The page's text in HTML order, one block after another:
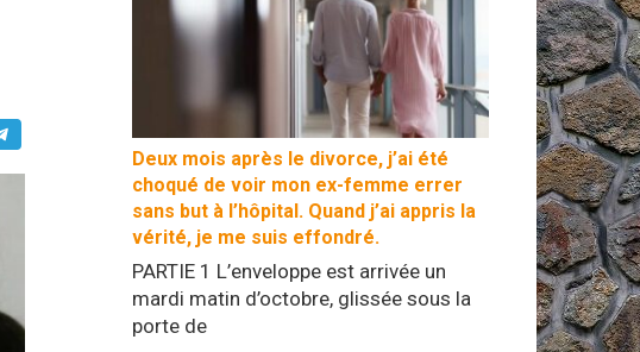
Deux mois après le divorce, j’ai été
choqué de voir mon ex-femme errer
sans but à l’hôpital. Quand j’ai appris la
vérité, je me suis effondré.
PARTIE 1 L’enveloppe est arrivée un
mardi matin d’octobre, glissée sous la
porte de